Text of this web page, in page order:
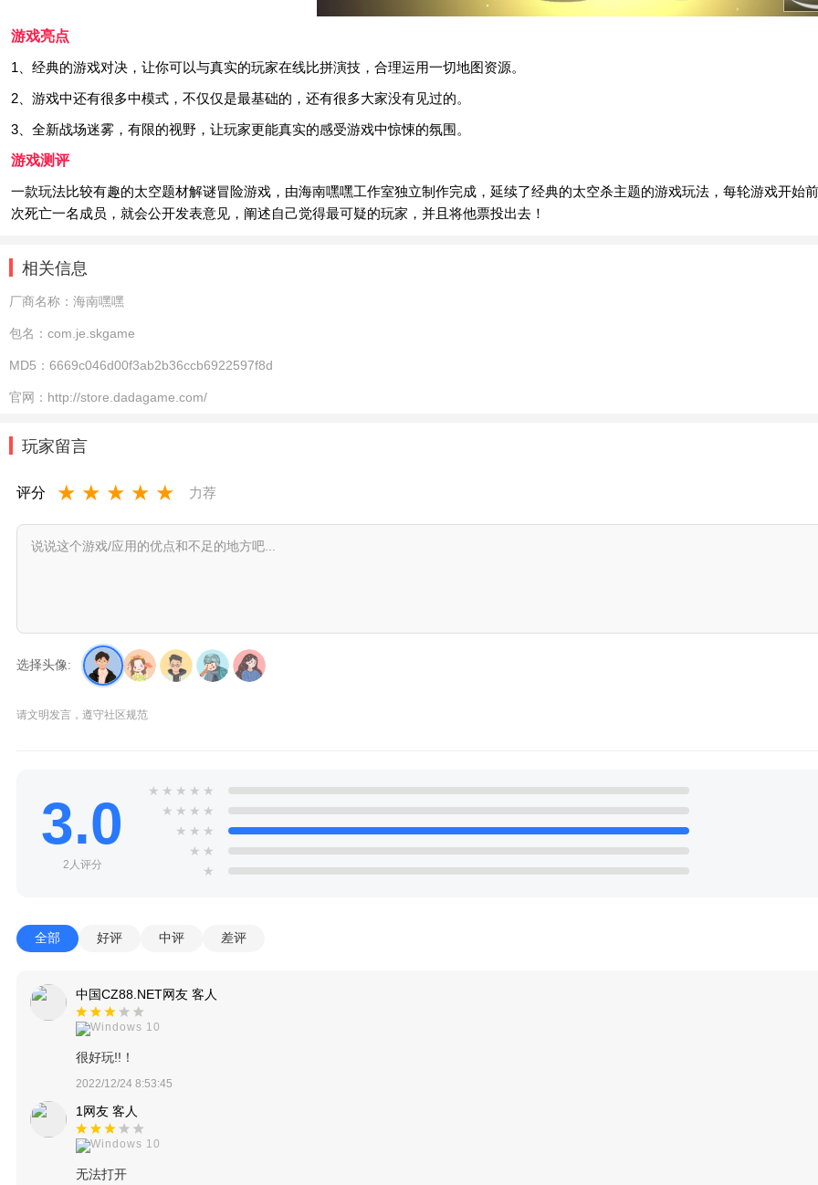
游戏亮点
1、经典的游戏对决，让你可以与真实的玩家在线比拼演技，合理运用一切地图资源。
2、游戏中还有很多中模式，不仅仅是最基础的，还有很多大家没有见过的。
3、全新战场迷雾，有限的视野，让玩家更能真实的感受游戏中惊悚的氛围。
游戏测评
一款玩法比较有趣的太空题材解谜冒险游戏，由海南嘿嘿工作室独立制作完成，延续了经典的太空杀主题的游戏玩法，每轮游戏开始
次死亡一名成员，就会公开发表意见，阐述自己觉得最可疑的玩家，并且将他票投出去！
相关信息
厂商名称： 海南嘿嘿
包名： com.je.skgame
MD5： 6669c046d00f3ab2b36ccb6922597f8d
官网： http://store.dadagame.com/
玩家留言
评分 ★ ★ ★ ★ ★ 力荐
选择头像:
请文明发言，遵守社区规范
3.0
2人评分
★ ★ ★ ★ ★
★ ★ ★ ★
★ ★ ★
★ ★
★
全部 好评 中评 差评
中国CZ88.NET网友 客人
Windows 10
很好玩!!！
2022/12/24 8:53:45
1网友 客人
Windows 10
无法打开